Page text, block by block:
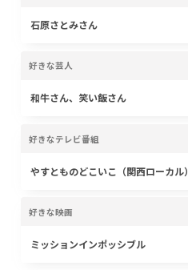
石原さとみさん
好きな芸人
和牛さん、笑い飯さん
好きなテレビ番組
やすとものどこいこ（関西ローカル）
好きな映画
ミッションインポッシブル